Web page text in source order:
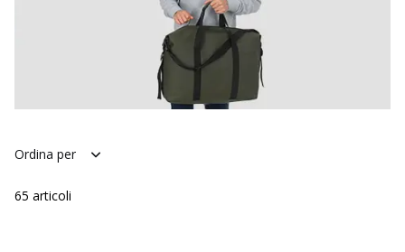
Ordina per
65 articoli